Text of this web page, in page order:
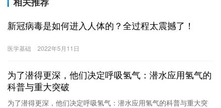
新冠病毒是如何进入人体的？全过程太震撼了！
医学基础 2022年5月11日
为了潜得更深，他们决定呼吸氢气：潜水应用氢气的
科普与重大突破
为了潜得更深，他们决定呼吸氢气：潜水应用氢气的科普与重大突